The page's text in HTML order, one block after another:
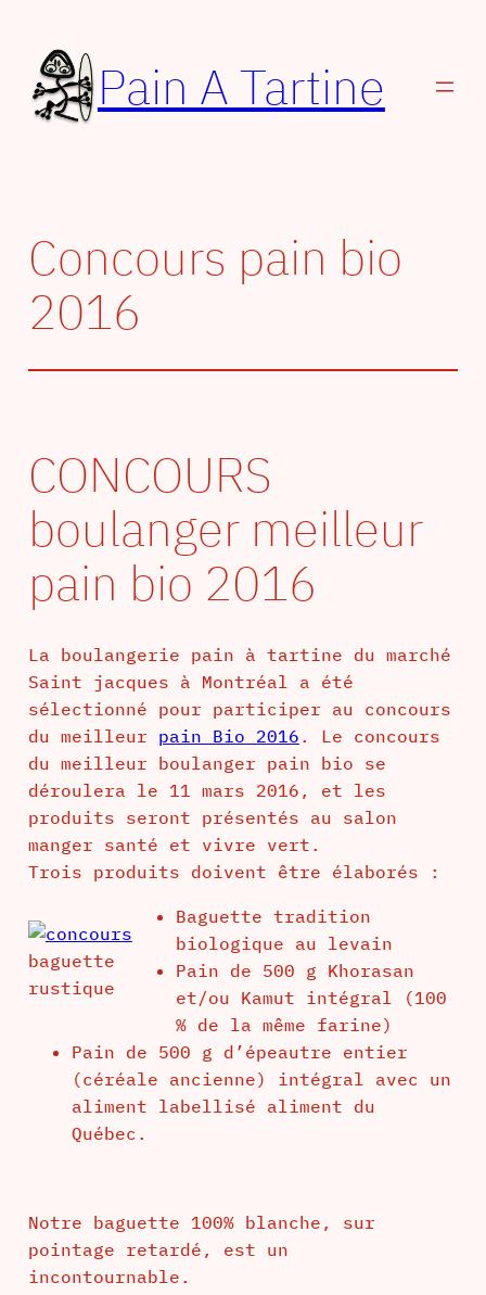
contenu
Pain A Tartine
Concours pain bio
2016
CONCOURS
boulanger meilleur
pain bio 2016
La boulangerie pain à tartine du marché
Saint jacques à Montréal a été
sélectionné pour participer au concours
du meilleur pain Bio 2016 . Le concours
du meilleur boulanger pain bio se
déroulera le 11 mars 2016, et les
produits seront présentés au salon
manger santé et vivre vert.
Trois produits doivent être élaborés :
baguette
rustique
Baguette tradition
biologique au levain
Pain de 500 g Khorasan
et/ou Kamut intégral (100
% de la même farine)
Pain de 500 g d’épeautre entier
(céréale ancienne) intégral avec un
aliment labellisé aliment du
Québec.
Notre baguette 100% blanche, sur
pointage retardé, est un
incontournable.